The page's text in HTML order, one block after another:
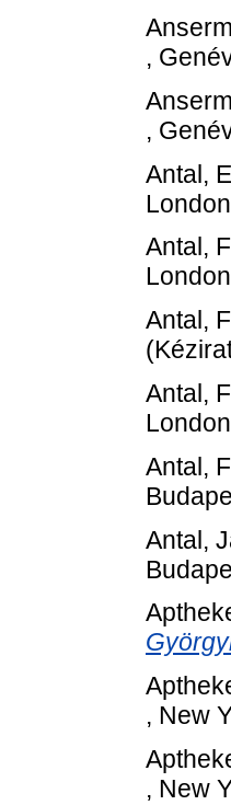
,
,
Antal,
Antal,
Antal,
Antal,
Antal,
Antal,
, New
, New